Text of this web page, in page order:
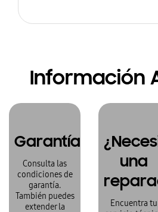
Información
Garantía
Consulta las
condiciones de
garantía.
También puedes
extender la
una
Encuentra tu